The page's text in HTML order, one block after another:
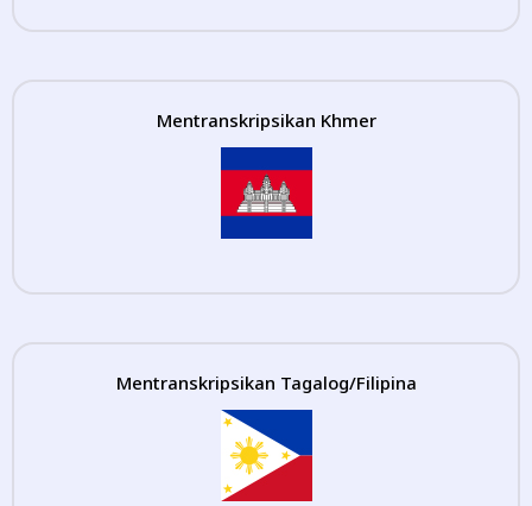
Mentranskripsikan Khmer
Mentranskripsikan Tagalog/Filipina